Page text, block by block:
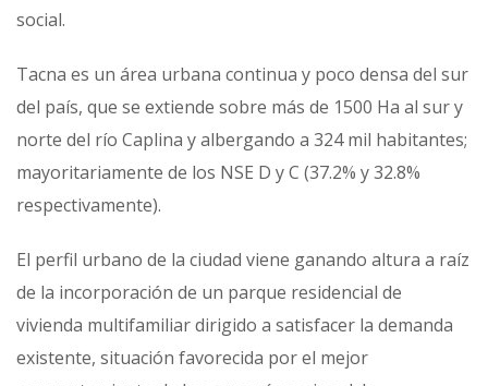
social.
Tacna es un área urbana continua y poco densa del sur
del país, que se extiende sobre más de 1500 Ha al sur y
norte del río Caplina y albergando a 324 mil habitantes;
mayoritariamente de los NSE D y C (37.2% y 32.8%
respectivamente).
El perfil urbano de la ciudad viene ganando altura a raíz
de la incorporación de un parque residencial de
vivienda multifamiliar dirigido a satisfacer la demanda
existente, situación favorecida por el mejor